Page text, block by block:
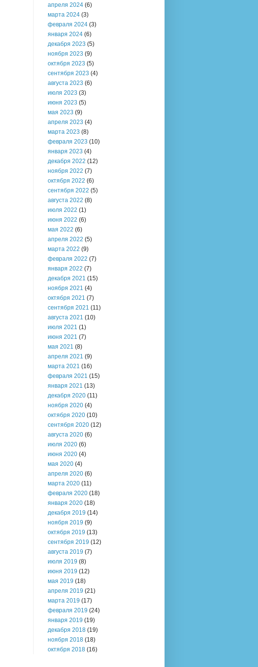
апреля 2024 (6)
марта 2024 (3)
февраля 2024 (3)
января 2024 (6)
декабря 2023 (5)
ноября 2023 (9)
октября 2023 (5)
сентября 2023 (4)
августа 2023 (6)
июля 2023 (3)
июня 2023 (5)
мая 2023 (9)
апреля 2023 (4)
марта 2023 (8)
февраля 2023 (10)
января 2023 (4)
декабря 2022 (12)
ноября 2022 (7)
октября 2022 (6)
сентября 2022 (5)
августа 2022 (8)
июля 2022 (1)
июня 2022 (6)
мая 2022 (6)
апреля 2022 (5)
марта 2022 (9)
февраля 2022 (7)
января 2022 (7)
декабря 2021 (15)
ноября 2021 (4)
октября 2021 (7)
сентября 2021 (11)
августа 2021 (10)
июля 2021 (1)
июня 2021 (7)
мая 2021 (8)
апреля 2021 (9)
марта 2021 (16)
февраля 2021 (15)
января 2021 (13)
декабря 2020 (11)
ноября 2020 (4)
октября 2020 (10)
сентября 2020 (12)
августа 2020 (6)
июля 2020 (6)
июня 2020 (4)
мая 2020 (4)
апреля 2020 (6)
марта 2020 (11)
февраля 2020 (18)
января 2020 (18)
декабря 2019 (14)
ноября 2019 (9)
октября 2019 (13)
сентября 2019 (12)
августа 2019 (7)
июля 2019 (8)
июня 2019 (12)
мая 2019 (18)
апреля 2019 (21)
марта 2019 (17)
февраля 2019 (24)
января 2019 (19)
декабря 2018 (19)
ноября 2018 (18)
октября 2018 (16)